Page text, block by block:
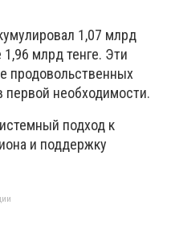
1,07 млрд
млрд тенге. Эти
продовольственных
первой необходимости.
подход к
и поддержку